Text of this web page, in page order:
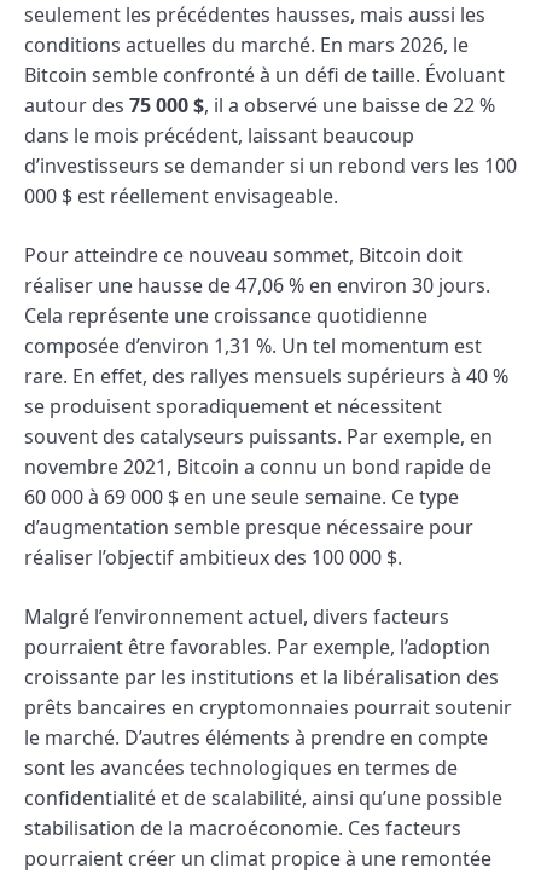
seulement les précédentes hausses, mais aussi les
conditions actuelles du marché. En mars 2026, le
Bitcoin semble confronté à un défi de taille. Évoluant
autour des 75 000 $, il a observé une baisse de 22 %
dans le mois précédent, laissant beaucoup
d’investisseurs se demander si un rebond vers les 100
000 $ est réellement envisageable.
Pour atteindre ce nouveau sommet, Bitcoin doit
réaliser une hausse de 47,06 % en environ 30 jours.
Cela représente une croissance quotidienne
composée d’environ 1,31 %. Un tel momentum est
rare. En effet, des rallyes mensuels supérieurs à 40 %
se produisent sporadiquement et nécessitent
souvent des catalyseurs puissants. Par exemple, en
novembre 2021, Bitcoin a connu un bond rapide de
60 000 à 69 000 $ en une seule semaine. Ce type
d’augmentation semble presque nécessaire pour
réaliser l’objectif ambitieux des 100 000 $.
Malgré l’environnement actuel, divers facteurs
pourraient être favorables. Par exemple, l’adoption
croissante par les institutions et la libéralisation des
prêts bancaires en cryptomonnaies pourrait soutenir
le marché. D’autres éléments à prendre en compte
sont les avancées technologiques en termes de
confidentialité et de scalabilité, ainsi qu’une possible
stabilisation de la macroéconomie. Ces facteurs
pourraient créer un climat propice à une remontée